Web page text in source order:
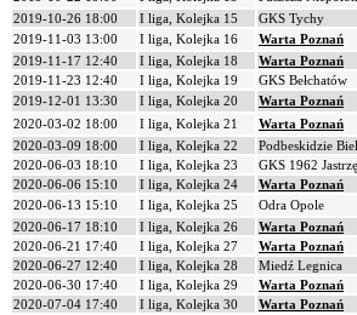
2019-10-26 18:00
I liga, Kolejka 15 GKS Tychy
2019-11-03 13:00
I liga, Kolejka 16 Warta Poznań
2019-11-17 12:40
I liga, Kolejka 18 Warta Poznań
2019-11-23 12:40
I liga, Kolejka 19 GKS Bełchatów
2019-12-01 13:30
I liga, Kolejka 20 Warta Poznań
2020-03-02 18:00
I liga, Kolejka 21 Warta Poznań
2020-03-09 18:00
I liga, Kolejka 22 Podbeskidzie
2020-06-03 18:10
I liga, Kolejka 23 GKS 1962
2020-06-06 15:10
I liga, Kolejka 24 Warta Poznań
2020-06-13 15:10
I liga, Kolejka 25 Odra Opole
2020-06-17 18:10
I liga, Kolejka 26 Warta Poznań
2020-06-21 17:40
I liga, Kolejka 27 Warta Poznań
2020-06-27 12:40
I liga, Kolejka 28 Miedź Legnica
2020-06-30 17:40
I liga, Kolejka 29 Warta Poznań
2020-07-04 17:40
I liga, Kolejka 30 Warta Poznań